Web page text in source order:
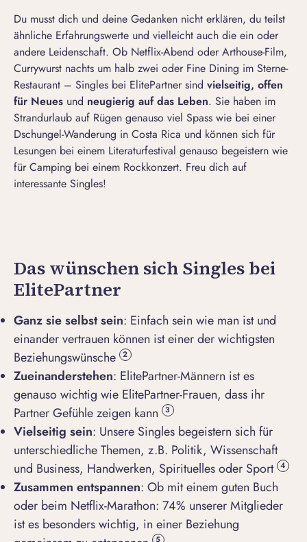
Du musst dich und deine Gedanken nicht erklären, du teilst
ähnliche Erfahrungswerte und vielleicht auch die ein oder
andere Leidenschaft. Ob Netflix-Abend oder Arthouse-Film,
Currywurst nachts um halb zwei oder Fine Dining im Sterne-
Restaurant – Singles bei ElitePartner sind vielseitig, offen
für Neues und neugierig auf das Leben. Sie haben im
Strandurlaub auf Rügen genauso viel Spass wie bei einer
Dschungel-Wanderung in Costa Rica und können sich für
Lesungen bei einem Literaturfestival genauso begeistern wie
für Camping bei einem Rockkonzert. Freu dich auf
interessante Singles!
Das wünschen sich Singles bei
ElitePartner
Ganz sie selbst sein: Einfach sein wie man ist und
einander vertrauen können ist einer der wichtigsten
Beziehungswünsche
2
Zueinanderstehen: ElitePartner-Männern ist es
genauso wichtig wie ElitePartner-Frauen, dass ihr
Partner Gefühle zeigen kann
3
Vielseitig sein: Unsere Singles begeistern sich für
unterschiedliche Themen, z.B. Politik, Wissenschaft
und Business, Handwerken, Spirituelles oder Sport
4
Zusammen entspannen: Ob mit einem guten Buch
oder beim Netflix-Marathon: 74% unserer Mitglieder
ist es besonders wichtig, in einer Beziehung
5